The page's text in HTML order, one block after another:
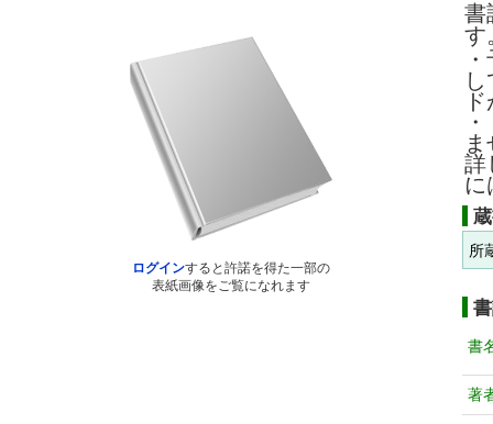
ログインすると許諾を得た一部の
表紙画像をご覧になれます
書
す
詳
に
所
書
著